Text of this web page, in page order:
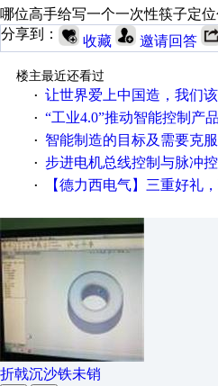
哪位高手给写一个一次性筷子定
分享到：
收藏 邀请回答
楼主最近还看过
· 让世界爱上中国造，我们该做
· “工业4.0”推动智能控制产
· 智能制造的目标及需要克服的五
· 步进电机总线控制与脉冲控制
· 【德力西电气】三重好礼，玩嗨
折戟沉沙铁未销